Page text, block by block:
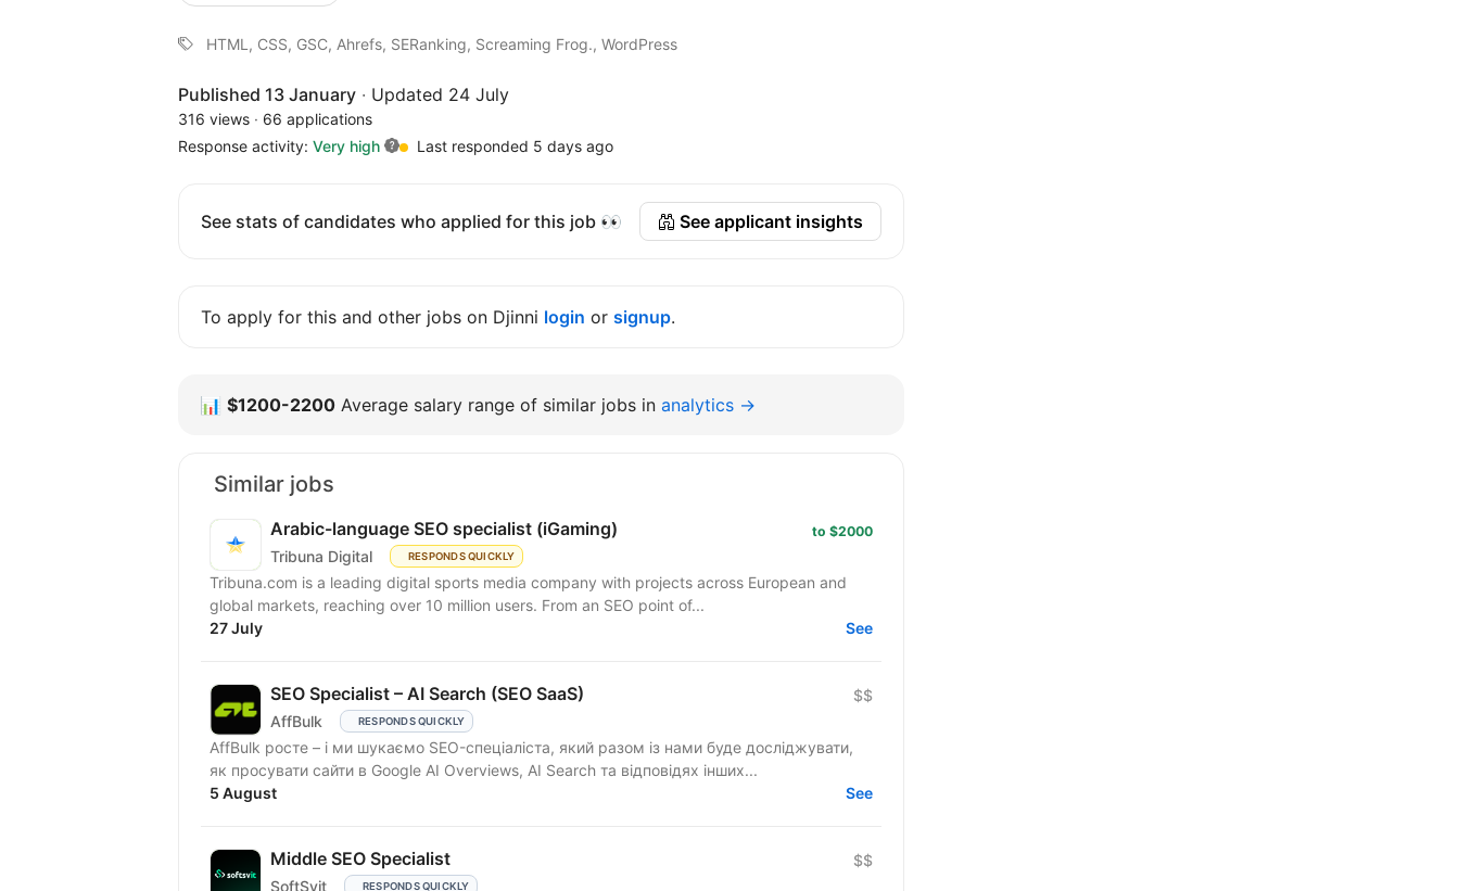
HTML, CSS, GSC, Ahrefs, SERanking, Screaming Frog., WordPress
Published 13 January · Updated 24 July
316 views · 66 applications
Response activity: Very high Last responded 5 days ago
See stats of candidates who applied for this job 👀 See applicant insights
To apply for this and other jobs on Djinni login or signup.
📊 $1200-2200 Average salary range of similar jobs in analytics →
Similar jobs
Arabic-language SEO specialist (iGaming)
Tribuna Digital RESPONDS QUICKLY
to $2000
Tribuna.com is a leading digital sports media company with projects across European and
global markets, reaching over 10 million users. From an SEO point of...
27 July
See
SEO Specialist – AI Search (SEO SaaS)
AffBulk RESPONDS QUICKLY
$$
AffBulk росте – і ми шукаємо SEO-спеціаліста, який разом із нами буде досліджувати,
як просувати сайти в Google AI Overviews, AI Search та відповідях інших...
5 August
See
Middle SEO Specialist
SoftSvit RESPONDS QUICKLY
$$